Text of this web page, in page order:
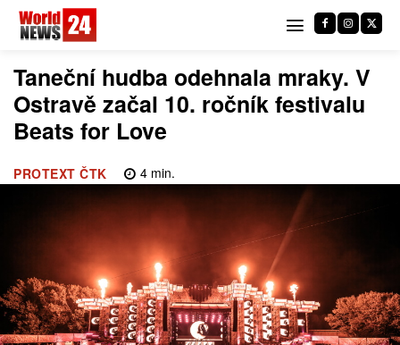
Taneční hudba odehnala mraky. V
Ostravě začal 10. ročník festivalu
Beats for Love
PROTEXT ČTK 4min.